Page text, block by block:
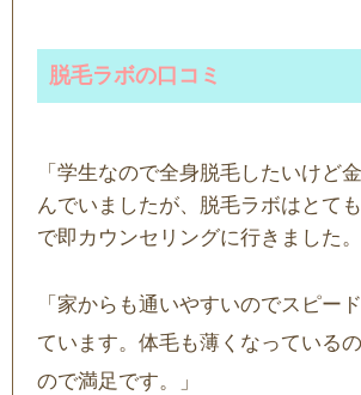
脱毛ラボの口コミ
「学生なので全身脱毛したいけど
んでいましたが、脱毛ラボはとて
で即カウンセリングに行きました。
「家からも通いやすいのでスピー
ています。体毛も薄くなっている
ので満足です。」